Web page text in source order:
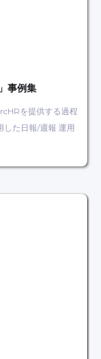
事例集
を提供する過程
した日報/週報 運用